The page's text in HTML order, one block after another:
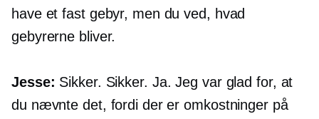
have et fast gebyr, men du ved, hvad
gebyrerne bliver.
Jesse: Sikker. Sikker. Ja. Jeg var glad for, at
du nævnte det, fordi der er omkostninger på